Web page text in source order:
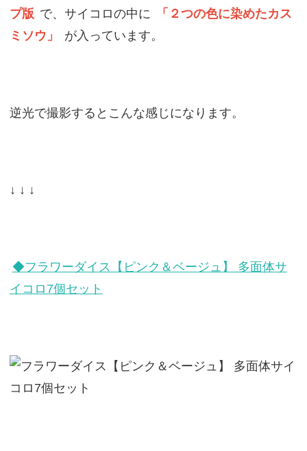
プ版 で、サイコロの中に
「２つの色に染めたカス
ミソウ」
が入っています。
逆光で撮影するとこんな感じになります。
↓ ↓ ↓
◆フラワーダイス【ピンク＆ベージュ】 多面体サ
イコロ7個セット